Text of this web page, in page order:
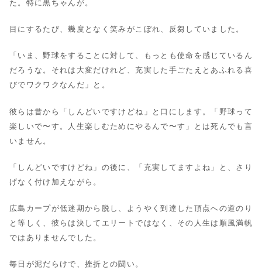
た。特に黒ちゃんが。
目にするたび、幾度となく笑みがこぼれ、反芻していました。
「いま、野球をすることに対して、もっとも使命を感じているん
だろうな。それは大変だけれど、充実した手ごたえとあふれる喜
びでワクワクなんだ」と。
彼らは昔から「しんどいですけどね」と口にします。「野球って
楽しいで〜す。人生楽しむためにやるんで〜す」とは死んでも言
いません。
「しんどいですけどね」の後に、「充実してますよね」と、さり
げなく付け加えながら。
広島カープが低迷期から脱し、ようやく到達した頂点への道のり
と等しく、彼らは決してエリートではなく、その人生は順風満帆
ではありませんでした。
毎日が泥だらけで、挫折との闘い。